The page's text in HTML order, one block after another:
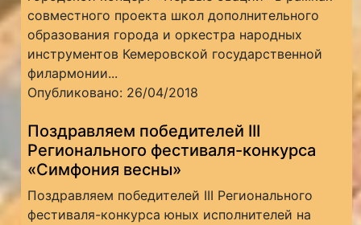
совместного проекта школ дополнительного
образования города и оркестра народных
инструментов Кемеровской государственной
филармонии...
Опубликовано: 26/04/2018
Поздравляем победителей III
Регионального фестиваля-конкурса
«Симфония весны»
Поздравляем победителей III Регионального
фестиваля-конкурса юных исполнителей на